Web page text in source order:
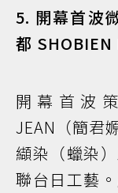
5. 開幕首波
都 SHOBIEN
開幕首波
JEAN（簡君
纈染（蠟染
聯台日工藝